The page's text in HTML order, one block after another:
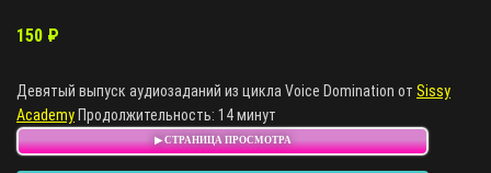
150 ₽
Девятый выпуск аудиозаданий из цикла Voice Domination от Sissy
Academy Продолжительность: 14 минут
▶ СТРАНИЦА ПРОСМОТРА